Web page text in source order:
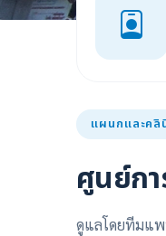
แผนกและคลิ
ศูนย์ก
ดูแลโดยทีมแพ